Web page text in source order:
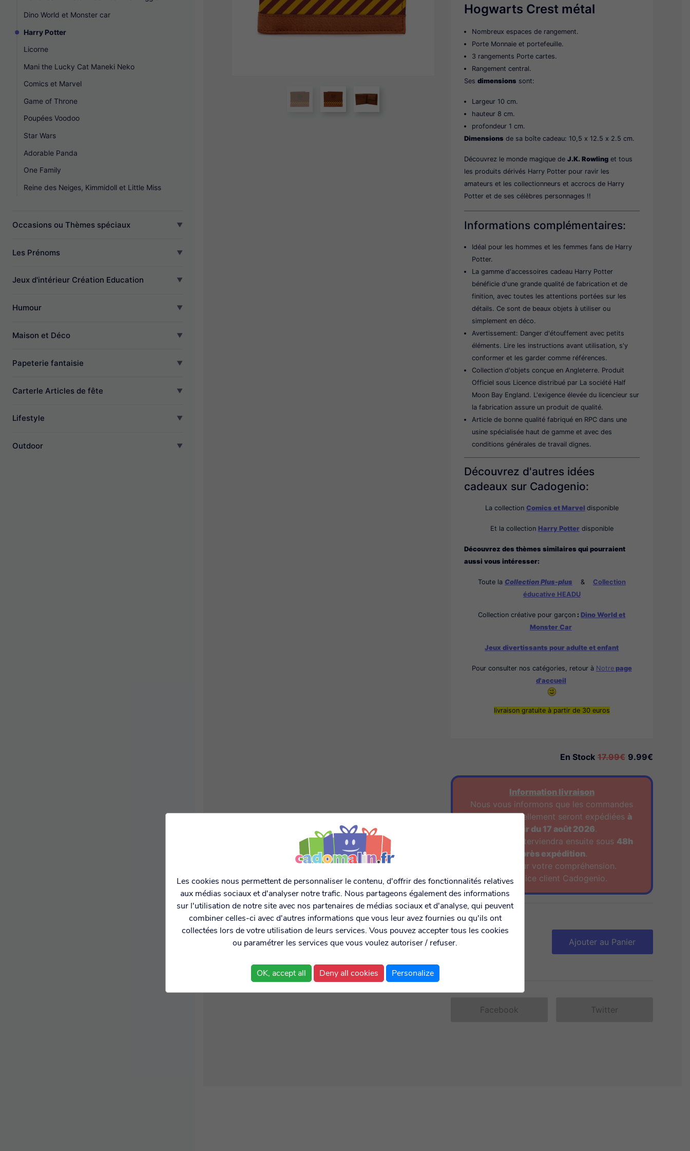
Dino World et Monster car
Harry Potter
Licorne
Mani the Lucky Cat Maneki Neko
Comics et Marvel
Game of Throne
Poupées Voodoo
Star Wars
Adorable Panda
One Family
Reine des Neiges, Kimmidoll et Little Miss
Occasions ou Thèmes spéciaux
Les Prénoms
Jeux d'intérieur Création Education
Humour
Maison et Déco
Papeterie fantaisie
CarterIe Articles de fête
Lifestyle
Outdoor
Hogwarts Crest métal
Nombreux espaces de rangement.
Porte Monnaie et portefeuille.
3 rangements Porte cartes.
Rangement central.
Ses dimensions sont:
Largeur 10 cm.
hauteur 8 cm.
profondeur 1 cm.
Dimensions de sa boîte cadeau: 10,5 x 12.5 x 2.5 cm.
Découvrez le monde magique de J.K. Rowlinget tous
les produits dérivés Harry Potter pour ravir les
amateurs et les collectionneurs et accrocs de Harry
Potter et de ses célèbres personnages !!
Informations complémentaires:
Idéal pour les hommes et les femmes fans de Harry
Potter.
La gamme d'accessoires cadeau Harry Potter
bénéficie d'une grande qualité de fabrication et de
finition, avec toutes les attentions portées sur les
détails. Ce sont de beaux objets à utiliser ou
simplement en déco.
Avertissement: Danger d'étouffement avec petits
éléments. Lire les instructions avant utilisation, s'y
conformer et les garder comme références.
Collection d'objets conçue en Angleterre. Produit
Officiel sous Licence distribué par La société Half
Moon Bay England. L'exigence élevée du licencieur sur
la fabrication assure un produit de qualité.
Article de bonne qualité fabriqué en RPC dans une
usine spécialisée haut de gamme et avec des
conditions générales de travail dignes.
Découvrez d'autres idées
cadeaux sur Cadogenio:
La collection Comics et Marvel disponible
Et la collection Harry Potter disponible
Découvrez des thèmes similaires qui pourraient
aussi vous intéresser:
Toute la Collection Plus-plus & Collection
éducative HEADU
Collection créative pour garçon : Dino World et
Monster Car
Jeux divertissants pour adulte et enfant
Pour consulter nos catégories, retour à Notrepage
d'accueil
livraison gratuite à partir de 30 euros
En Stock 17.99€ 9.99€
Information livraison
Nous vous informons que les commandes
passées actuellement seront expédiées à
partir du 17 août 2026.
La livraison interviendra ensuite sous 48h
après expédition.
Merci pour votre compréhension.
Le Service client Cadogenio.
Quantité : Ajouter au Panier
Facebook Twitter
Les cookies nous permettent de personnaliser le contenu, d'offrir des fonctionnalités relatives
aux médias sociaux et d'analyser notre trafic. Nous partageons également des informations
sur l'utilisation de notre site avec nos partenaires de médias sociaux et d'analyse, qui peuvent
combiner celles-ci avec d'autres informations que vous leur avez fournies ou qu'ils ont
collectées lors de votre utilisation de leurs services. Vous pouvez accepter tous les cookies
ou paramétrer les services que vous voulez autoriser / refuser.
OK, accept all Deny all cookies Personalize